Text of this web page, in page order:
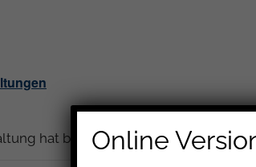
hat bereits stattgefunden.
Online